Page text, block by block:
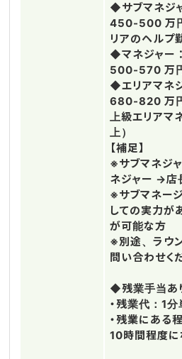
◆サブマネジャ
450-500 万
リアのヘルプ
◆マネジャー ：
500-570 万
◆エリアマネジ
680-820 万
上級エリアマ
上）
【補足】
※サブマネジ
ネジャー →店
※サブマネー
しての実力が
が可能な方
※別途、ラウ
問い合わせく
◆残業手当あ
・残業代：1分
・残業にある
10時間程度に